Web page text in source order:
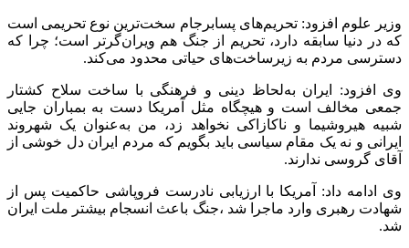
وزیر علوم افزود: تحریم‌های پسابرجام سخت‌ترین نوع تحریمی است
که در دنیا سابقه دارد، تحریم از جنگ هم ویران‌گرتر است؛ چرا که
دسترسی مردم به زیرساخت‌های حیاتی محدود می‌کند.
وی افزود: ایران به‌لحاظ دینی و فرهنگی با ساخت سلاح کشتار
جمعی مخالف است و هیچگاه مثل آمریکا دست به بمباران جایی
شبیه هیروشیما و ناکازاکی نخواهد زد، من به‌عنوان یک شهروند
ایرانی و نه یک مقام سیاسی باید بگویم که مردم ایران دل خوشی از
آقای گروسی ندارند.
وی ادامه داد: آمریکا با ارزیابی نادرست فروپاشی حاکمیت پس از
شهادت رهبری وارد ماجرا شد ،جنگ باعث انسجام بیشتر ملت ایران
شد.